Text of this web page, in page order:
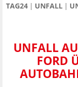
TAG24 UNFALL
UNFALL
FORD